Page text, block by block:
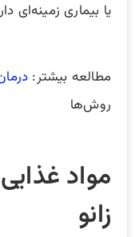
یا بیماری زمینه‌ای
مطالعه بیشتر:
روش‌ها
مواد
زانو